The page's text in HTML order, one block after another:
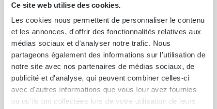
Ce site web utilise des cookies.
Les cookies nous permettent de personnaliser le contenu
et les annonces, d'offrir des fonctionnalités relatives aux
médias sociaux et d'analyser notre trafic. Nous
partageons également des informations sur l'utilisation de
notre site avec nos partenaires de médias sociaux, de
publicité et d'analyse, qui peuvent combiner celles-ci
avec d'autres informations que vous leur avez fournies
ou qu'ils ont collectées lors de votre utilisation de leurs
grandes portées
Colonnes et poteaux: éléments verticaux robustes
pour bâtiments industriels et résidentiels
Structures courbes: idéal pour salles de sport,
piscines ou bâtiments architecturaux
Charpentes et treillis: grande stabilité et bonne
résistance au feu
Applications extérieures et architecture: ponts,
auvents, couvertures et ouvrages visibles